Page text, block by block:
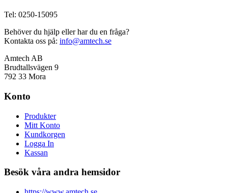
Tel: 0250-15095
Behöver du hjälp eller har du en fråga?
Kontakta oss på: info@amtech.se
Amtech AB
Brudtallsvägen 9
792 33 Mora
Konto
Produkter
Mitt Konto
Kundkorgen
Logga In
Kassan
Besök våra andra hemsidor